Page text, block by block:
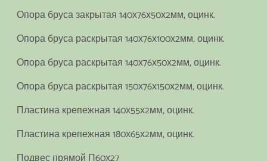
Опора бруса закрытая 140х76х50х2мм, оцинк.
Опора бруса раскрытая 140х76х100х2мм, оцинк.
Опора бруса раскрытая 140х76х50х2мм, оцинк.
Опора бруса раскрытая 150х76х150х2мм, оцинк.
Пластина крепежная 140х55х2мм, оцинк.
Пластина крепежная 180х65х2мм, оцинк.